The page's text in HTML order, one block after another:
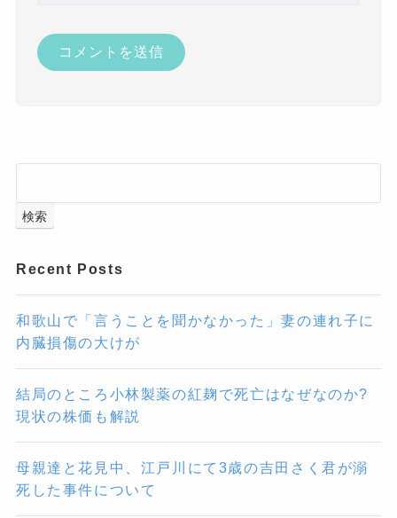
検索
Recent Posts
和歌山で「言うことを聞かなかった」妻の連れ子に
内臓損傷の大けが
結局のところ小林製薬の紅麹で死亡はなぜなのか?
現状の株価も解説
母親達と花見中、江戸川にて3歳の吉田さく君が溺
死した事件について